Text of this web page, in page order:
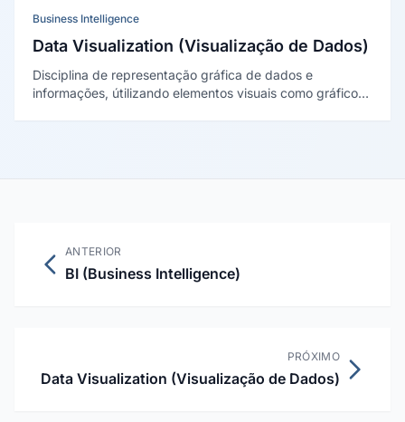
Business Intelligence
Data Visualization (Visualização de Dados)
Disciplina de representação gráfica de dados e
informações, útilizando elementos visuais como gráficos,
ANTERIOR
BI (Business Intelligence)
PRÓXIMO
Data Visualization (Visualização de Dados)